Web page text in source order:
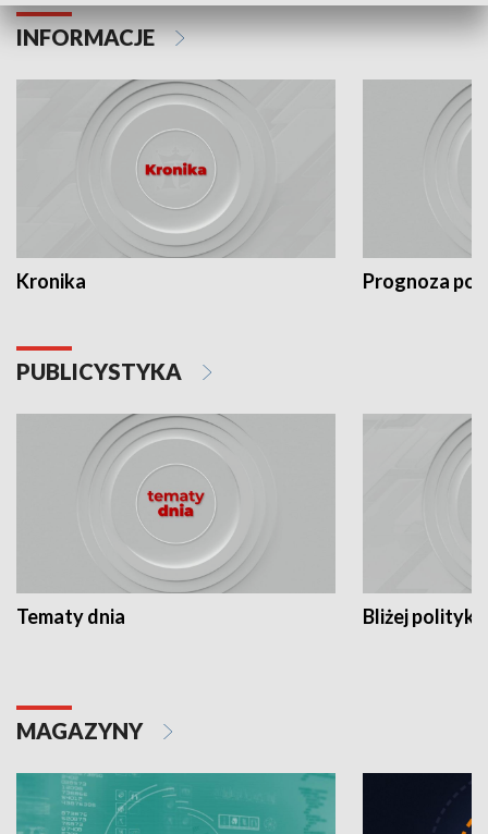
INFORMACJE
Kronika Prognoza
PUBLICYSTYKA
Tematy dnia Bliżej polityki
MAGAZYNY